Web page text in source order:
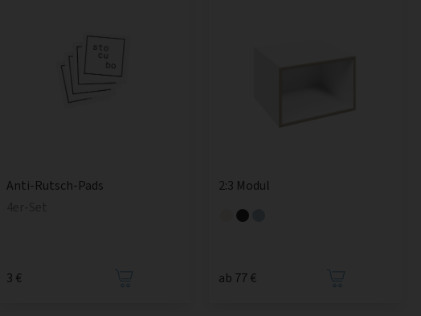
Anti-Rutsch-Pads
3 €
2:3 Modul
ab 77 €